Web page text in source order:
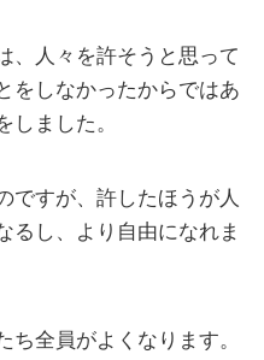
、人々を許そうと思って
をしなかったからではあ
しました。
ですが、許したほうが人
るし、より自由になれま
全員がよくなります。